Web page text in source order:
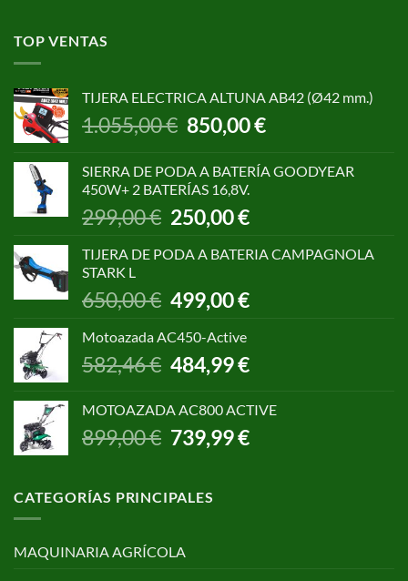
TOP VENTAS
TIJERA ELECTRICA ALTUNA AB42 (Ø42 mm.)
1.055,00€ El
precio
era:
1.055,00 €.
850,00€El
precio
es:
SIERRA DE PODA A BATERÍA GOODYEAR
450W+ 2 BATERÍAS 16,8V.
299,00€ El
precio
original
299,00 €.
250,00€El
precio
actual
250,00 €.
TIJERA DE PODA A BATERIA CAMPAGNOLA
STARK L
650,00€
El
precio
original
650,00 €.
499,00€El
precio
499,00 €.
Motoazada AC450-Active
582,46€
El
precio
era:
582,46 €.
484,99€El
precio
es:
484,99 €.
MOTOAZADA AC800 ACTIVE
899,00€ El
precio
era:
899,00 €.
739,99€El
precio
CATEGORÍAS PRINCIPALES
MAQUINARIA AGRÍCOLA